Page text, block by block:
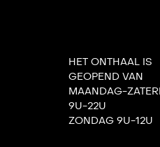
HET ONTHAAL IS
GEOPEND VAN
MAANDAG-
9U-22U
ZONDAG 9U-12U